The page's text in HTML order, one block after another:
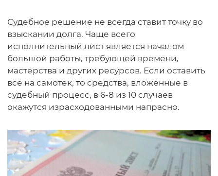
Судебное решение не всегда ставит точку во
взыскании долга. Чаще всего
исполнительный лист является началом
большой работы, требующей времени,
мастерства и других ресурсов. Если оставить
все на самотек, то средства, вложенные в
судебный процесс, в 6-8 из 10 случаев
окажутся израсходованными напрасно.